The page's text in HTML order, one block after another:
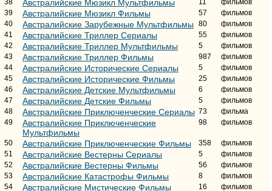
38
Австралийские Мюзикл Мультфильмы 11
фильмов
39
Австралийские Мюзикл Фильмы 57
фильмов
40
Австралийские Зарубежные Мультфильмы 80
фильмов
41
Австралийские Триллер Сериалы 55
фильмов
42
Австралийские Триллер Мультфильмы 5
фильмов
43
Австралийские Триллер Фильмы 987
фильмов
44
Австралийские Исторические Сериалы 5
фильмов
45
Австралийские Исторические Фильмы 25
фильмов
46
Австралийские Детские Мультфильмы 6
фильмов
47
Австралийские Детские Фильмы 5
фильмов
48
Австралийские Приключенческие Сериалы 73
фильма
49
Австралийские Приключенческие
Мультфильмы
98 фильмов
50 Австралийские Приключенческие Фильмы 358
фильмов
51
Австралийские Вестерны Сериалы 5
фильмов
52
Австралийские Вестерны Фильмы 56
фильмов
53
Австралийские Катастрофы Фильмы 8
фильмов
54
Австралийские Мистические Фильмы 16
фильмов